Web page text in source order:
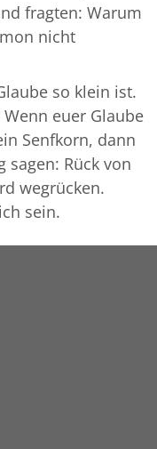
fragten: Warum
nicht
so klein ist.
euer Glaube
Senfkorn, dann
sagen: Rück von
wegrücken.
sein.